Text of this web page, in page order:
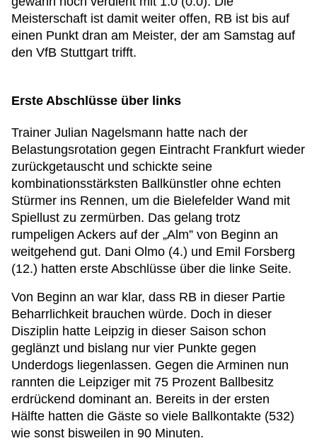
Meisterschaft ist damit weiter offen, RB ist bis auf
einen Punkt dran am Meister, der am Samstag auf
den VfB Stuttgart trifft.
Erste Abschlüsse über links
Trainer Julian Nagelsmann hatte nach der
Belastungsrotation gegen Eintracht Frankfurt wieder
zurückgetauscht und schickte seine
kombinationsstärksten Ballkünstler ohne echten
Stürmer ins Rennen, um die Bielefelder Wand mit
Spiellust zu zermürben. Das gelang trotz
rumpeligen Ackers auf der „Alm” von Beginn an
weitgehend gut. Dani Olmo (4.) und Emil Forsberg
(12.) hatten erste Abschlüsse über die linke Seite.
Von Beginn an war klar, dass RB in dieser Partie
Beharrlichkeit brauchen würde. Doch in dieser
Disziplin hatte Leipzig in dieser Saison schon
geglänzt und bislang nur vier Punkte gegen
Underdogs liegenlassen. Gegen die Arminen nun
rannten die Leipziger mit 75 Prozent Ballbesitz
erdrückend dominant an. Bereits in der ersten
Hälfte hatten die Gäste so viele Ballkontakte (532)
wie sonst bisweilen in 90 Minuten.